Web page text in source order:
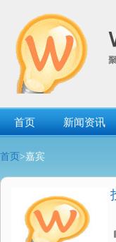
首页 新闻资讯
首页 >嘉宾